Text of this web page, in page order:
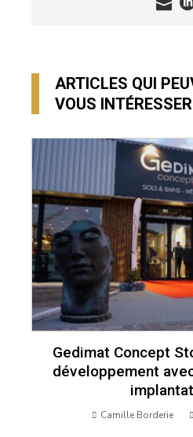
ARTICLES QUI
VOUS INTÉRESSER
Gedimat Concept
développement
Camille Borderie